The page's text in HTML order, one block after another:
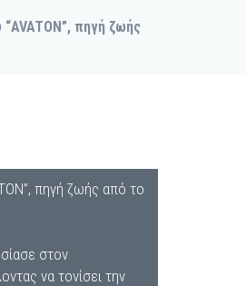
πηγή ζωής
πηγή ζωής από το
στον
να τονίσει την